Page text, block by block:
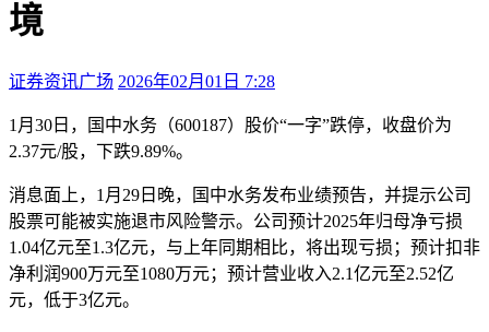
境
证券资讯广场 2026年02月01日 7:28
1月30日，国中水务（600187）股价“一字”跌停，收盘价为
2.37元/股，下跌9.89%。
消息面上，1月29日晚，国中水务发布业绩预告，并提示公司
股票可能被实施退市风险警示。公司预计2025年归母净亏损
1.04亿元至1.3亿元，与上年同期相比，将出现亏损；预计扣非
净利润900万元至1080万元；预计营业收入2.1亿元至2.52亿
元，低于3亿元。